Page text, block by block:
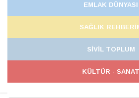
EMLAK DÜNYASI
SAĞLIK
SİVİL TOPLUM
KÜLTÜR - SANAT